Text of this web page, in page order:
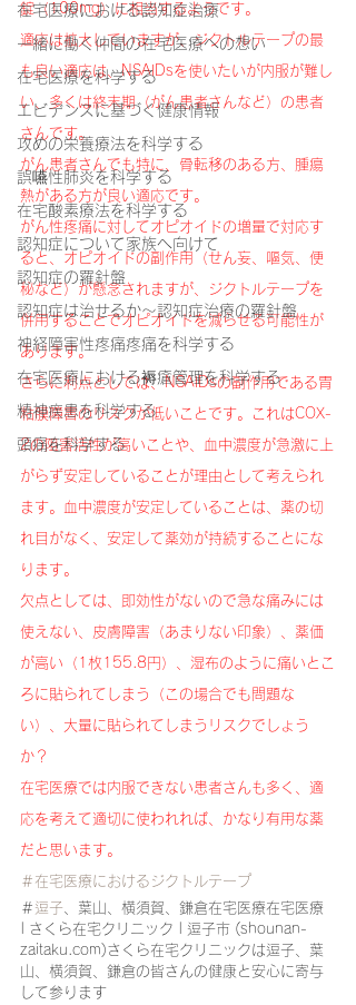
在宅医療における認知症治療
一緒に働く仲間の在宅医療への想い
在宅医療を科学する
エビデンスに基づく健康情報
攻めの栄養療法を科学する
誤嚥性肺炎を科学する
在宅酸素療法を科学する
認知症について家族へ向けて
認知症の羅針盤
認知症は治せるか～認知症治療の羅針盤
神経障害性疼痛疼痛を科学する
在宅医療における褥瘡管理を科学する
精神疾患を科学する
頭痛を科学する
錠（100mg）に相当するようです。
適応は拡大していますが、ジクトルテープの最
も良い適応は、NSAIDsを使いたいが内服が難し
い、多くは終末期（がん患者さんなど）の患者
さんです。
がん患者さんでも特に、骨転移のある方、腫瘍
熱がある方が良い適応です。
がん性疼痛に対してオピオイドの増量で対応す
ると、オピオイドの副作用（せん妄、嘔気、便
秘など）が懸念されますが、ジクトルテープを
併用することでオピオイドを減らせる可能性が
あります。
さらに利点としては、NSAIDsの副作用である胃
粘膜障害のリスクが低いことです。これはCOX-
2の阻害活性が高いことや、血中濃度が急激に上
がらず安定していることが理由として考えられ
ます。血中濃度が安定していることは、薬の切
れ目がなく、安定して薬効が持続することにな
ります。
欠点としては、即効性がないので急な痛みには
使えない、皮膚障害（あまりない印象）、薬価
が高い（1枚155.8円）、湿布のように痛いとこ
ろに貼られてしまう（この場合でも問題な
い）、大量に貼られてしまうリスクでしょう
か？
在宅医療では内服できない患者さんも多く、適
応を考えて適切に使われれば、かなり有用な薬
だと思います。
＃在宅医療におけるジクトルテープ
＃ 逗子 、葉山、横須賀、鎌倉在宅医療在宅医療
| さくら在宅クリニック | 逗子市 (shounan-
zaitaku.com)さくら在宅クリニックは逗子、葉
山、横須賀、鎌倉の皆さんの健康と安心に寄与
して参ります